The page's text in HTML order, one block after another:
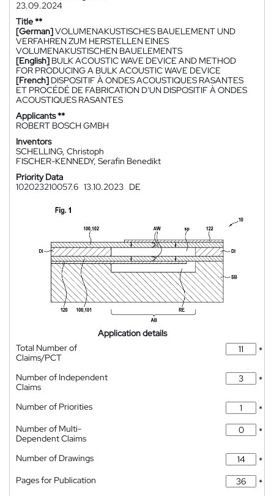
23.09.2024
Title **
[German]VOLUMENAKUSTISCHES BAUELEMENT UND
VERFAHREN ZUM HERSTELLEN EINES
VOLUMENAKUSTISCHEN BAUELEMENTS
[English] BULK ACOUSTIC WAVE DEVICE AND METHOD
FOR PRODUCING A BULK ACOUSTIC WAVE DEVICE
[French] DISPOSITIF À ONDES ACOUSTIQUES RASANTES
ET PROCÉDÉ DE FABRICATION D'UN DISPOSITIF À ONDES
ACOUSTIQUES RASANTES
Applicants **
ROBERT BOSCH GMBH
Inventors
SCHELLING, Christoph
FISCHER-KENNEDY, Serafin Benedikt
Priority Data
102023210057.6 13.10.2023 DE
Application details
Total Number of
Claims/PCT
*
Number of Independent
Claims
*
Number of Priorities
*
Number of Multi-
Dependent Claims
*
Number of Drawings
*
Pages for Publication
*